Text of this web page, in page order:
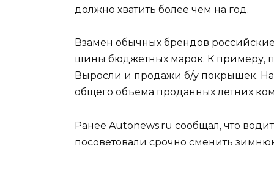
должно хватить более чем на год.
Взамен обычных брендов
шины бюджетных марок. К примеру,
Выросли и продажи б/у покрышек. На
общего объема проданных летних
Ранее Autonews.ru сообщал, что
посоветовали срочно сменить